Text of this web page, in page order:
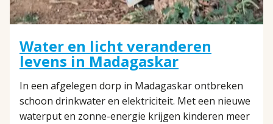
Water en licht veranderen
levens in Madagaskar
In een afgelegen dorp in Madagaskar ontbreken
schoon drinkwater en elektriciteit. Met een nieuwe
waterput en zonne-energie krijgen kinderen meer